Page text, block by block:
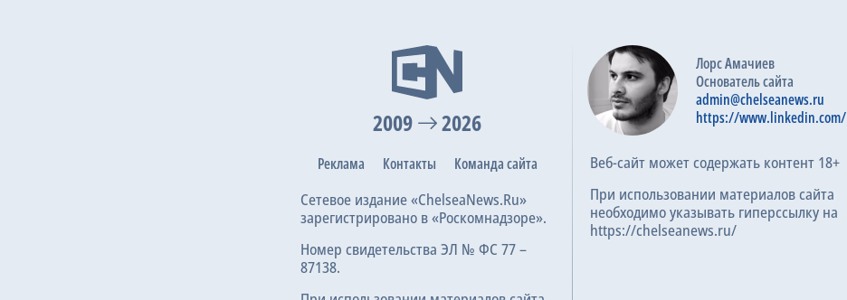
2:2
Премьер-лига, 10 тур
1:0
2:3
07.12.2024
Премьер-лига, 15 тур
2009 2026
Реклама Контакты
Команда сайта
Сетевое издание «ChelseaNews.Ru»
зарегистрировано в «Роскомнадзоре».
Номер свидетельства ЭЛ № ФС 77 –
87138.
Лорс Амачиев
Основатель сайта
admin@chelseanews.ru
https://www.linkedin.com/
Веб-сайт может содержать контент 18+
При использовании материалов сайта
необходимо указывать гиперссылку на
https://chelseanews.ru/